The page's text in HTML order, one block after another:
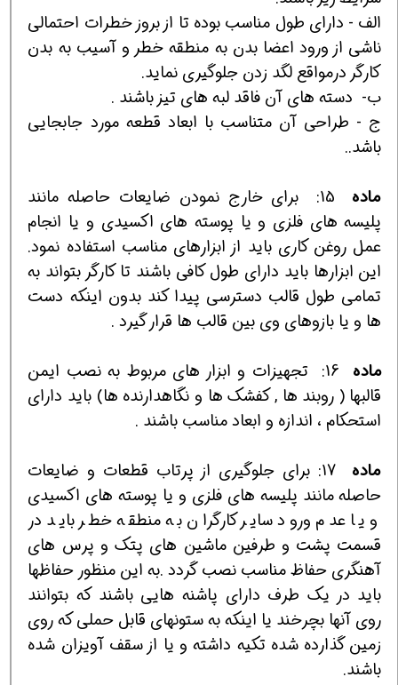
الف - داراي طول مناسب بوده تا از بروز خطرات احتمالي
ناشي از ورود اعضا بدن به منطقه خطر و آسيب به بدن
كارگر درمواقع لگد زدن جلوگيري نمايد.
ب- دسته هاي آن فاقد لبه هاي تيز باشند .
ج - طراحي آن متناسب با ابعاد قطعه مورد جابجايي
باشد..
ماده
15: براي خارج نمودن ضايعات حاصله مانند
پليسه هاي فلزي و يا پوسته هاي اكسيدي و يا انجام
عمل روغن كاري بايد از ابزارهاي مناسب استفاده نمود.
اين ابزارها بايد داراي طول كافي باشند تا كارگر بتواند به
تمامي طول قالب دسترسي پيدا كند بدون اينكه دست
ها و يا بازوهاي وي بين قالب ها قرار گيرد .
ماده
تجهيزات و ابزار هاي مربوط به نصب ايمن
قالبها ( روبند ها , كفشك ها و نگاهدارنده ها) بايد داراي
استحكام ، اندازه و ابعاد مناسب باشند .
ماده
17: براي جلوگيري از پرتاب قطعات و ضايعات
حاصله مانند پليسه هاي فلزي و يا پوسته هاي اكسيدي
و يا عدم ورود ساير كارگران به منطقه خطر بايد در
قسمت پشت و طرفين ماشين هاي پتك و پرس هاي
آهنگري حفاظ مناسب نصب گردد .به اين منظور حفاظها
بايد در يك طرف داراي پاشنه هايي باشند كه بتوانند
روي آنها بچرخند يا اينكه به ستونهاي قابل حملي كه روي
زمين گذارده شده تكيه داشته و يا از سقف آويزان شده
باشند.